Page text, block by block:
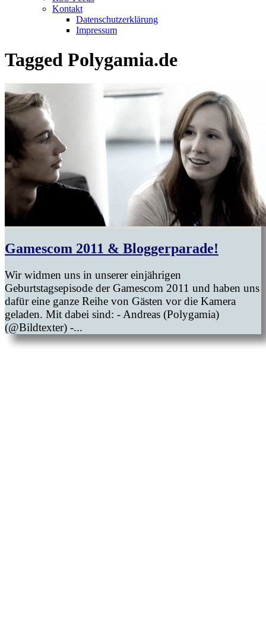
Kontakt
Datenschutzerklärung
Impressum
Tagged Polygamia.de
Gamescom 2011 & Bloggerparade!
Wir widmen uns in unserer einjährigen
Geburtstagsepisode der Gamescom 2011 und haben uns
dafür eine ganze Reihe von Gästen vor die Kamera
geladen. Mit dabei sind: - Andreas (Polygamia)
(@Bildtexter) -...